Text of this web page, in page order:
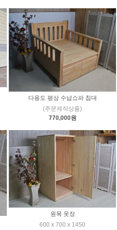
다용도 평상 수납쇼파 침대
(주문제작상품)
770,000원
원목 옷장
600 x 700 x 1450